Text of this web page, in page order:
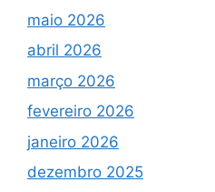
maio 2026
abril 2026
março 2026
fevereiro 2026
janeiro 2026
dezembro 2025